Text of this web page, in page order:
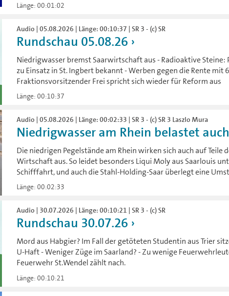
Länge: 00:01:02
Audio | 05.08.2026 | Länge: 00:10:37 | SR 3 - (c) SR
Rundschau 05.08.26
Niedrigwasser bremst Saarwirtschaft aus - Radioaktive Steine:
zu Einsatz in St. Ingbert bekannt - Werben gegen die Rente mit
Fraktionsvorsitzender Frei spricht sich wieder für Reform aus
Länge: 00:10:37
Audio | 05.08.2026 | Länge: 00:02:33 | SR 3 - (c) SR 3 Laszlo Mura
Niedrigwasser am Rhein belastet
Die niedrigen Pegelstände am Rhein wirken sich auch auf Teile
Wirtschaft aus. So leidet besonders Liqui Moly aus Saarlouis
Schifffahrt, und auch die Stahl-Holding-Saar überlegt eine
Länge: 00:02:33
Audio | 30.07.2026 | Länge: 00:10:21 | SR 3 - (c) SR
Rundschau 30.07.26
Mord aus Habgier? Im Fall der getöteten Studentin aus Trier
U-Haft - Weniger Züge im Saarland? - Zu wenige
Feuerwehr St.Wendel zählt nach.
Länge: 00:10:21